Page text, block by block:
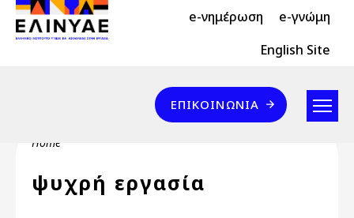
Skip to main content
Header Top 2 e-νημέρωση e-γνώμη
Header Top English Site
Επικοινωνία
ΕΠΙΚΟΙΝΩΝΊΑ
Breadcrumb
Home
ψυχρή εργασία